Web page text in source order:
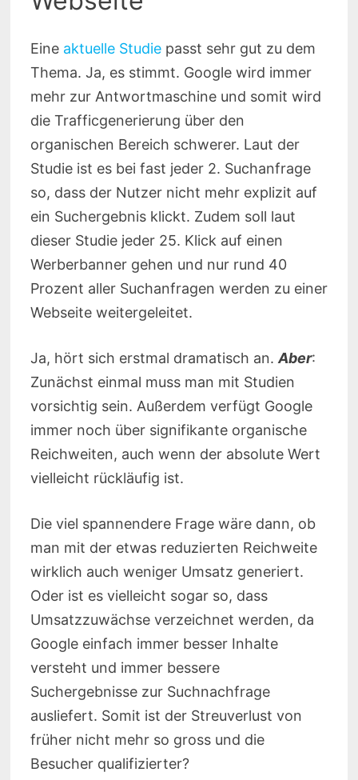
Eine aktuelle Studie passt sehr gut zu dem
Thema. Ja, es stimmt. Google wird immer
mehr zur Antwortmaschine und somit wird
die Trafficgenerierung über den
organischen Bereich schwerer. Laut der
Studie ist es bei fast jeder 2. Suchanfrage
so, dass der Nutzer nicht mehr explizit auf
ein Suchergebnis klickt. Zudem soll laut
dieser Studie jeder 25. Klick auf einen
Werberbanner gehen und nur rund 40
Prozent aller Suchanfragen werden zu einer
Webseite weitergeleitet.
Ja, hört sich erstmal dramatisch an.Aber:
Zunächst einmal muss man mit Studien
vorsichtig sein. Außerdem verfügt Google
immer noch über signifikante organische
Reichweiten, auch wenn der absolute Wert
vielleicht rückläufig ist.
Die viel spannendere Frage wäre dann, ob
man mit der etwas reduzierten Reichweite
wirklich auch weniger Umsatz generiert.
Oder ist es vielleicht sogar so, dass
Umsatzzuwächse verzeichnet werden, da
Google einfach immer besser Inhalte
versteht und immer bessere
Suchergebnisse zur Suchnachfrage
ausliefert. Somit ist der Streuverlust von
früher nicht mehr so gross und die
Besucher qualifizierter?